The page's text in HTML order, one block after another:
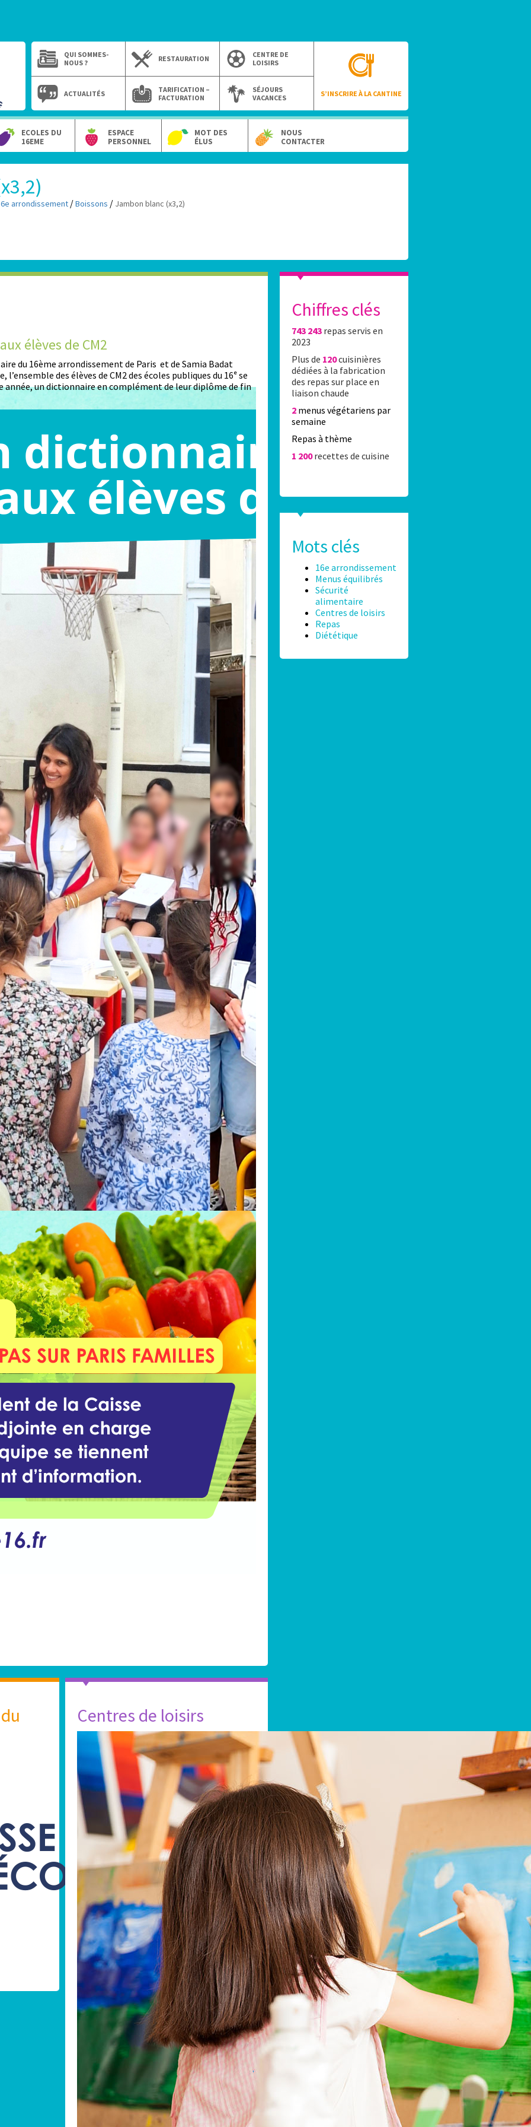
QUI SOMMES-
NOUS ?
RESTAURATION
CENTRE DE
LOISIRS
S’INSCRIRE À LA CANTINE
ACTUALITÉS
TARIFICATION –
FACTURATION
SÉJOURS
VACANCES
ECOLES DU
16EME
ESPACE
PERSONNEL
MOT DES
ÉLUS
NOUS
CONTACTER
arrondissement /Boissons / Jambon blanc (x3,2)
élèves de CM2
du 16ème arrondissement de Paris et de Samia Badat
des élèves de CM2 des écoles publiques du 16ᵉ se
année, un dictionnaire en complément de leur diplôme de fin
Des élèves du 16e réalisent l’affiche Stade
130 élèves du 16e ont été accueillis Lundi 8 juin 2026 au stade Jean-
participation au concours de dessin organisé par la Caisse des
partenariat avec le Stade Français Paris.
Centres de loisirs
Chiffres clés
743 243 repas servis en
2023
Plus de 120cuisinières
dédiées à la fabrication
des repas sur place en
liaison chaude
2menus végétariens par
semaine
Repas à thème
1 200recettes de cuisine
Mots clés
16e arrondissement
Menus équilibrés
Sécurité
alimentaire
Centres de loisirs
Repas
Diététique